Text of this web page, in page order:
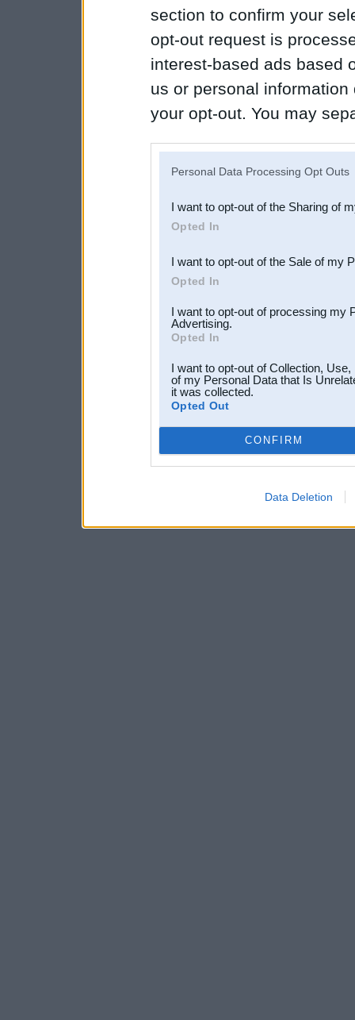
section to confirm your
opt-out request is
interest-based ads based
us or personal
your opt-out. You may
Downstream Participants
third parties.
Personal Data Processing Opt Outs
I want to opt-out of the Sharing of
Opted In
I want to opt-out of the Sale of my
Opted In
I want to opt-out of processing my
Advertising.
Opted In
I want to opt-out of Collection,
of my Personal Data that Is
it was collected.
Opted Out
CONFIRM
Data Deletion